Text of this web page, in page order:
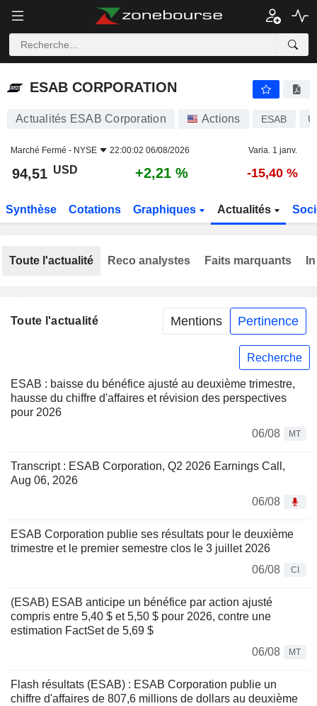
ESAB CORPORATION
ESAB CORPORATION
Actualités ESAB Corporation Actions ESAB
Marché Fermé - NYSE 22:00:02 06/08/2026 Varia. 1 janv.
94,51 USD +2,21 % -15,40 %
Synthèse Cotations Graphiques Actualités
Toute l'actualité Mentions Pertinence
Recherche
ESAB : baisse du bénéfice ajusté au deuxième trimestre,
hausse du chiffre d'affaires et révision des perspectives
pour 2026
06/08
MT
Transcript : ESAB Corporation, Q2 2026 Earnings Call,
Aug 06, 2026
06/08
ESAB Corporation publie ses résultats pour le deuxième
trimestre et le premier semestre clos le 3 juillet 2026
06/08
CI
(ESAB) ESAB anticipe un bénéfice par action ajusté
compris entre 5,40 $ et 5,50 $ pour 2026, contre une
estimation FactSet de 5,69 $
06/08
MT
Flash résultats (ESAB) : ESAB Corporation publie un
chiffre d'affaires de 807,6 millions de dollars au deuxième
Toute l'actualité Reco analystes Faits marquants